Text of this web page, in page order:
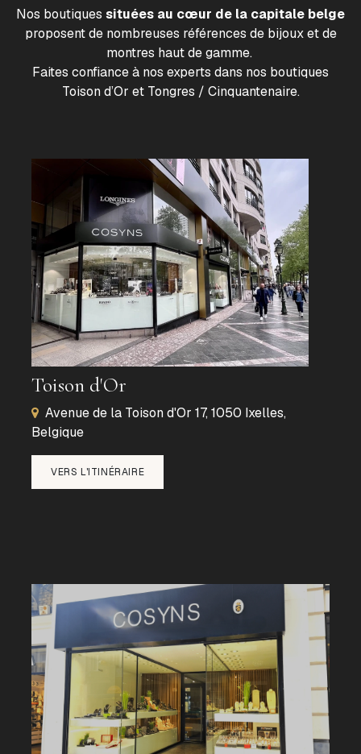
Nos boutiques situées au cœur de la capitale belge
proposent de nombreuses références de bijoux et de
montres haut de gamme.
Faites confiance à nos experts dans nos boutiques
Toison d’Or et Tongres / Cinquantenaire.
Toison d'Or
Avenue de la Toison d'Or 17, 1050 Ixelles,
Belgique
VERS L'ITINÉRAIRE